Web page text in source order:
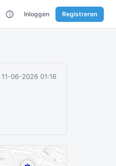
Inloggen Registreren
11-06-2026 01:16